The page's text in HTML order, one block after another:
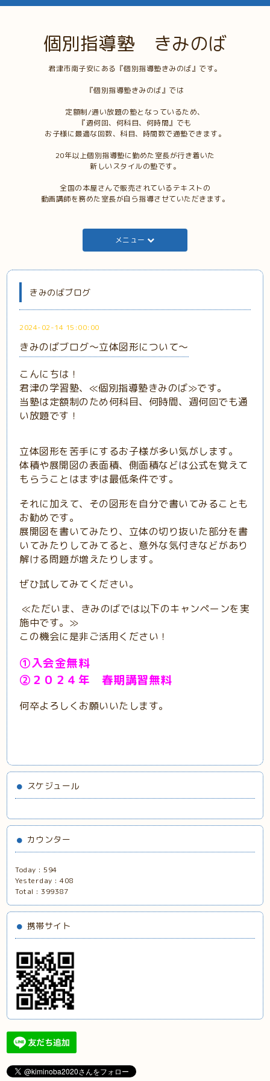
個別指導塾 きみのば
君津市南子安にある『個別指導塾きみのば』です。
『個別指導塾きみのば』では
定額制/通い放題の塾となっているため、
『週何回、何科目、何時間』でも
お子様に最適な回数、科目、時間数で通塾できます。
20年以上個別指導塾に勤めた室長が行き着いた
新しいスタイルの塾です。
全国の本屋さんで販売されているテキストの
動画講師を務めた室長が自ら指導させていただきます。
メニュー
きみのばブログ
2024-02-14 15:00:00
きみのばブログ～立体図形について～
こんにちは！
君津の学習塾、≪個別指導塾きみのば≫です。
当塾は定額制のため何科目、何時間、週何回でも通
い放題です！
立体図形を苦手にするお子様が多い気がします。
体積や展開図の表面積、側面積などは公式を覚えて
もらうことはまずは最低条件です。
それに加えて、その図形を自分で書いてみることも
お勧めです。
展開図を書いてみたり、立体の切り抜いた部分を書
いてみたりしてみてると、意外な気付きなどがあり
解ける問題が増えたりします。
ぜひ試してみてください。
≪ただいま、きみのばでは以下のキャンペーンを実
施中です。≫
この機会に是非ご活用ください！
①入会金無料
②２０２４年 春期講習無料
何卒よろしくお願いいたします。
スケジュール
カウンター
Today :594
Yesterday :408
Total :399387
携帯サイト